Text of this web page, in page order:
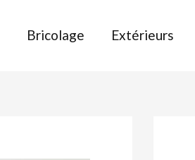
Bricolage Extérieurs